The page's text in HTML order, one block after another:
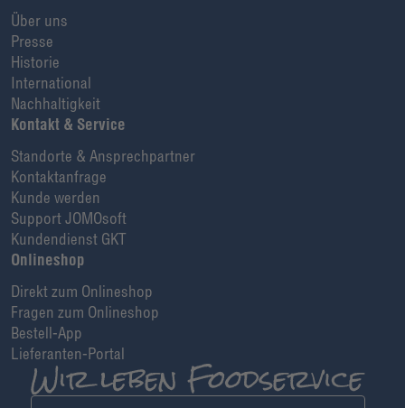
Über uns
Presse
Historie
International
Nachhaltigkeit
Kontakt & Service
Standorte & Ansprechpartner
Kontaktanfrage
Kunde werden
Support JOMOsoft
Kundendienst GKT
Onlineshop
Direkt zum Onlineshop
Fragen zum Onlineshop
Bestell-App
Lieferanten-Portal